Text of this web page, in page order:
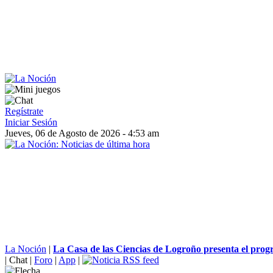
Regístrate
Iniciar Sesión
Jueves, 06 de Agosto de 2026 - 4:53 am
La Noción | La Casa de las Ciencias de Logroño presenta el
| Chat | Foro | App |